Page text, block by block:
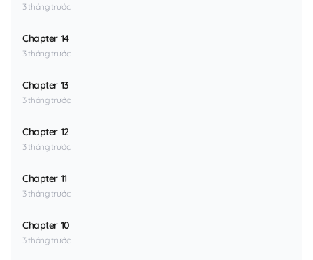
3 tháng trước
Chapter 14
3 tháng trước
Chapter 13
3 tháng trước
Chapter 12
3 tháng trước
Chapter 11
3 tháng trước
Chapter 10
3 tháng trước